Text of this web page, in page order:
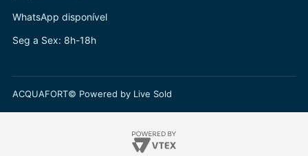
WhatsApp disponível
Seg a Sex: 8h-18h
ACQUAFORT© Powered by Live Sold